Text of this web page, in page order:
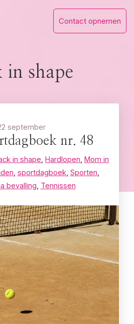
Contact opnemen
in shape
september
nr. 48
in shape Hardlopen Mom in
sportdagboek Sporten
bevalling Tennissen